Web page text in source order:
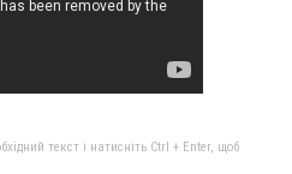
текст і натисніть Ctrl + Enter, щоб